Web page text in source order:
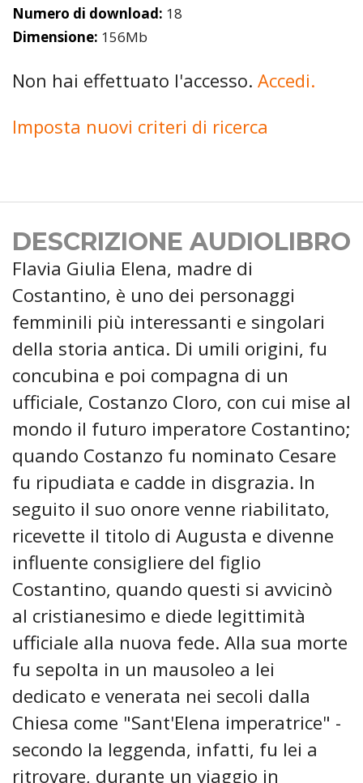
Numero di download: 18
Dimensione: 156Mb
Non hai effettuato l'accesso. Accedi.
Imposta nuovi criteri di ricerca
DESCRIZIONE AUDIOLIBRO
Flavia Giulia Elena, madre di
Costantino, è uno dei personaggi
femminili più interessanti e singolari
della storia antica. Di umili origini, fu
concubina e poi compagna di un
ufficiale, Costanzo Cloro, con cui mise al
mondo il futuro imperatore Costantino;
quando Costanzo fu nominato Cesare
fu ripudiata e cadde in disgrazia. In
seguito il suo onore venne riabilitato,
ricevette il titolo di Augusta e divenne
influente consigliere del figlio
Costantino, quando questi si avvicinò
al cristianesimo e diede legittimità
ufficiale alla nuova fede. Alla sua morte
fu sepolta in un mausoleo a lei
dedicato e venerata nei secoli dalla
Chiesa come "Sant'Elena imperatrice" -
secondo la leggenda, infatti, fu lei a
ritrovare, durante un viaggio in